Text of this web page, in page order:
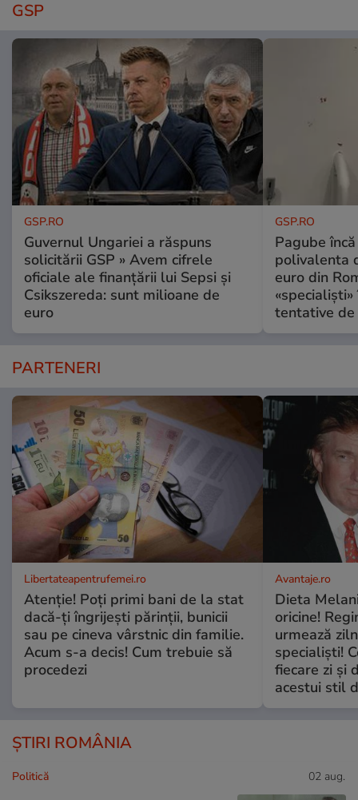
GSP
GSP.RO
Guvernul Ungariei a răspuns
solicitării GSP » Avem cifrele
oficiale ale finanțării lui Sepsi și
Csikszereda: sunt milioane de
euro
GSP.RO
Pagube
polivalenta
euro din
tentative de
PARTENERI
Libertateapentrufemei.ro
Atenție! Poți primi bani de la stat
dacă-ți îngrijești părinții, bunicii
sau pe cineva vârstnic din familie.
Acum s-a decis! Cum trebuie să
procedezi
Avantaje.ro
Dieta
oricine!
urmează
specialiști!
fiecare zi și
acestui stil
ȘTIRI ROMÂNIA
Politică 02 aug.